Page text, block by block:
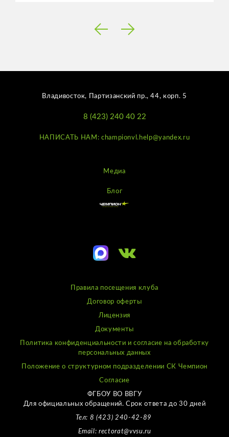
Владивосток, Партизанский пр., 44, корп. 5
8 (423) 240 40 22
НАПИСАТЬ НАМ: championvl.help@yandex.ru
Медиа
Блог
Правила посещения клуба
Договор оферты
Лицензия
Документы
Политика конфиденциальности и согласие на обработку
персональных данных
Положение о структурном подразделении СК Чемпион
Согласие
ФГБОУ ВО ВВГУ
Для официальных обращений. Срок ответа до 30 дней
Тел: 8 (423) 240-42-89
Email: rectorat@vvsu.ru